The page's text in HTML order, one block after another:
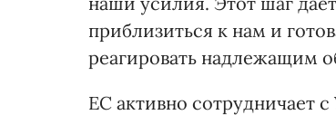
приблизиться к нам и
реагировать надлежащим
ЕС активно сотрудничает